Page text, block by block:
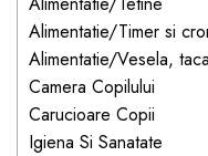
Incălzitoare
copii
Termosuri, recipiente
mâncare pentru copii
Suzete bebe
Alimentatie/Timer si
Alimentatie/Vesela,
Camera Copilului
Carucioare Copii
Igiena Si Sanatate